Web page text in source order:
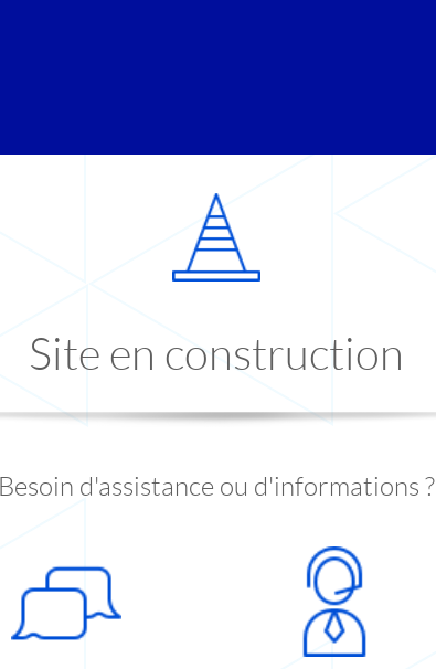
Site en construction
Besoin d'assistance ou d'informations ?